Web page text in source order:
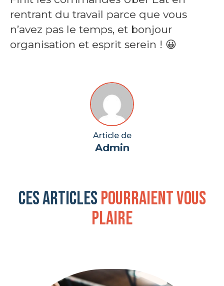
rentrant du travail parce que vous
n’avez pas le temps, et bonjour
organisation et esprit serein ! 😀
Article de
Admin
Ces articlespourraient vous
plaire